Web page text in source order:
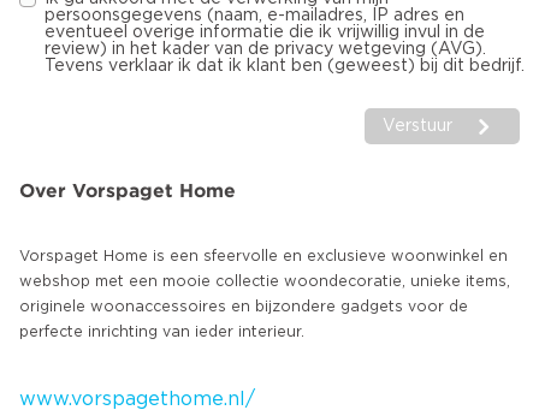
persoonsgegevens (naam, e-mailadres, IP adres en
eventueel overige informatie die ik vrijwillig invul in de
review) in het kader van de privacy wetgeving (AVG).
Tevens verklaar ik dat ik klant ben (geweest) bij dit bedrijf.
Verstuur
Over Vorspaget Home
Vorspaget Home is een sfeervolle en exclusieve woonwinkel en
webshop met een mooie collectie woondecoratie, unieke items,
originele woonaccessoires en bijzondere gadgets voor de
perfecte inrichting van ieder interieur.
www.vorspagethome.nl/